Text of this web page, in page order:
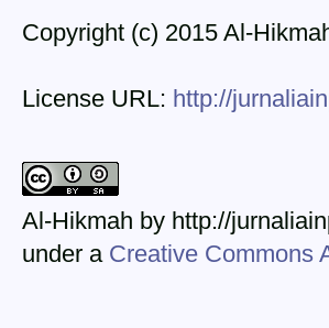
Copyright (c) 2015 Al-
License URL: http://
Al-Hikmah by http://
under a Creative Commons